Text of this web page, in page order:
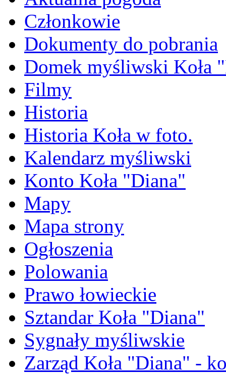
Członkowie
Dokumenty do pobrania
Domek myśliwski Koła
Filmy
Historia
Historia Koła w foto.
Kalendarz myśliwski
Konto Koła "Diana"
Mapy
Mapa strony
Ogłoszenia
Polowania
Prawo łowieckie
Sztandar Koła "Diana"
Sygnały myśliwskie
Zarząd Koła "Diana" -